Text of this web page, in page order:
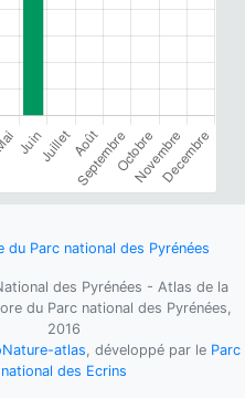
du Parc national des Pyrénées
des Pyrénées - Atlas de la
du Parc national des Pyrénées,
2016
atlas, développé par le Parc
national des Ecrins